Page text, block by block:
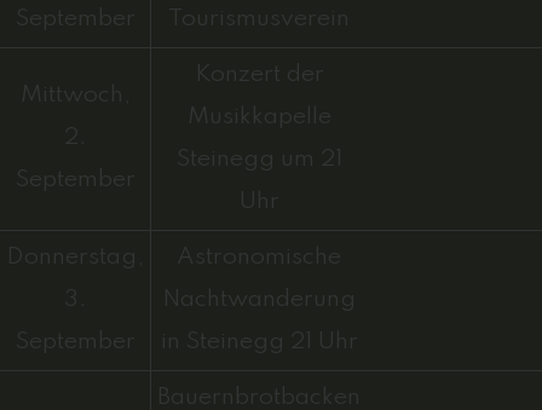
September
Tourismusverein
Mittwoch,
2.
September
Konzert der
Musikkapelle
Steinegg um 21
Uhr
Donnerstag,
3.
September
Astronomische
Nachtwanderung
in Steinegg 21 Uhr
Bauernbrotbacken